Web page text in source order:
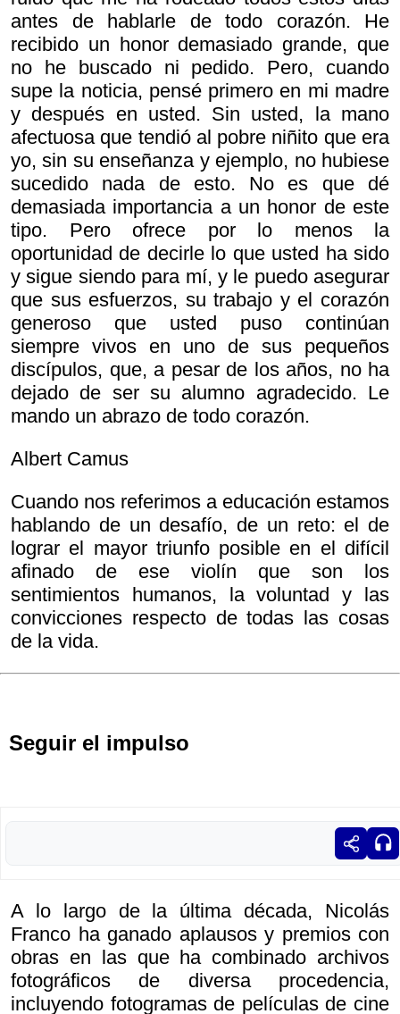
antes de hablarle de todo corazón. He
recibido un honor demasiado grande, que
no he buscado ni pedido. Pero, cuando
supe la noticia, pensé primero en mi madre
y después en usted. Sin usted, la mano
afectuosa que tendió al pobre niñito que era
yo, sin su enseñanza y ejemplo, no hubiese
sucedido nada de esto. No es que dé
demasiada importancia a un honor de este
tipo. Pero ofrece por lo menos la
oportunidad de decirle lo que usted ha sido
y sigue siendo para mí, y le puedo asegurar
que sus esfuerzos, su trabajo y el corazón
generoso que usted puso continúan
siempre vivos en uno de sus pequeños
discípulos, que, a pesar de los años, no ha
dejado de ser su alumno agradecido. Le
mando un abrazo de todo corazón.
Albert Camus
Cuando nos referimos a educación estamos
hablando de un desafío, de un reto: el de
lograr el mayor triunfo posible en el difícil
afinado de ese violín que son los
sentimientos humanos, la voluntad y las
convicciones respecto de todas las cosas
de la vida.
Seguir el impulso
A lo largo de la última década, Nicolás
Franco ha ganado aplausos y premios con
obras en las que ha combinado archivos
fotográficos de diversa procedencia,
incluyendo fotogramas de películas de cine